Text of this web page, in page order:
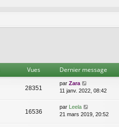
Vues Dernier message
28351
par Zara
11 janv. 2022, 08:42
16536
par Leela
21 mars 2019, 20:52